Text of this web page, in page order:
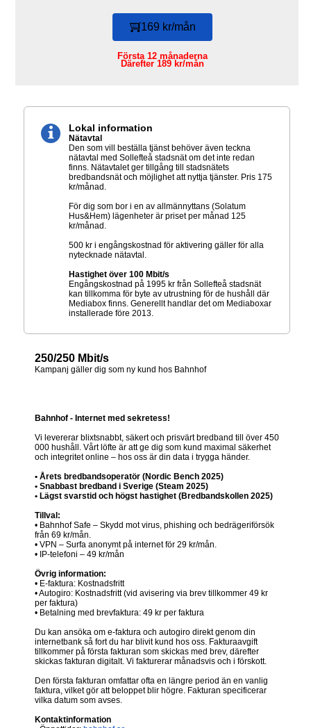
169 kr/mån
Första 12 månaderna
Därefter 189 kr/mån
Lokal information
Nätavtal
Den som vill beställa tjänst behöver även teckna
nätavtal med Sollefteå stadsnät om det inte redan
finns. Nätavtalet ger tillgång till stadsnätets
bredbandsnät och möjlighet att nyttja tjänster. Pris 175
kr/månad.
För dig som bor i en av allmännyttans (Solatum
Hus&Hem) lägenheter är priset per månad 125
kr/månad.
500 kr i engångskostnad för aktivering gäller för alla
nytecknade nätavtal.
Hastighet över 100 Mbit/s
Engångskostnad på 1995 kr från Sollefteå stadsnät
kan tillkomma för byte av utrustning för de hushåll där
Mediabox finns. Generellt handlar det om Mediaboxar
installerade före 2013.
250/250 Mbit/s
Kampanj gäller dig som ny kund hos Bahnhof
Bahnhof - Internet med sekretess!
Vi levererar blixtsnabbt, säkert och prisvärt bredband till över 450
000 hushåll. Vårt löfte är att ge dig som kund maximal säkerhet
och integritet online – hos oss är din data i trygga händer.
• Årets bredbandsoperatör (Nordic Bench 2025)
• Snabbast bredband i Sverige (Steam 2025)
• Lägst svarstid och högst hastighet (Bredbandskollen 2025)
Tillval:
• Bahnhof Safe – Skydd mot virus, phishing och bedrägeriförsök
från 69 kr/mån.
• VPN – Surfa anonymt på internet för 29 kr/mån.
• IP-telefoni – 49 kr/mån
Övrig information:
• E-faktura: Kostnadsfritt
• Autogiro: Kostnadsfritt (vid avisering via brev tillkommer 49 kr
per faktura)
• Betalning med brevfaktura: 49 kr per faktura
Du kan ansöka om e-faktura och autogiro direkt genom din
internetbank så fort du har blivit kund hos oss. Fakturaavgift
tillkommer på första fakturan som skickas med brev, därefter
skickas fakturan digitalt. Vi fakturerar månadsvis och i förskott.
Den första fakturan omfattar ofta en längre period än en vanlig
faktura, vilket gör att beloppet blir högre. Fakturan specificerar
vilka datum som avses.
Kontaktinformation